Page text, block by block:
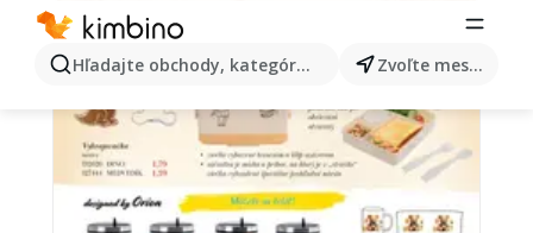
Hľadajte obchody, kategórie, produkty... Zvoľte mesto